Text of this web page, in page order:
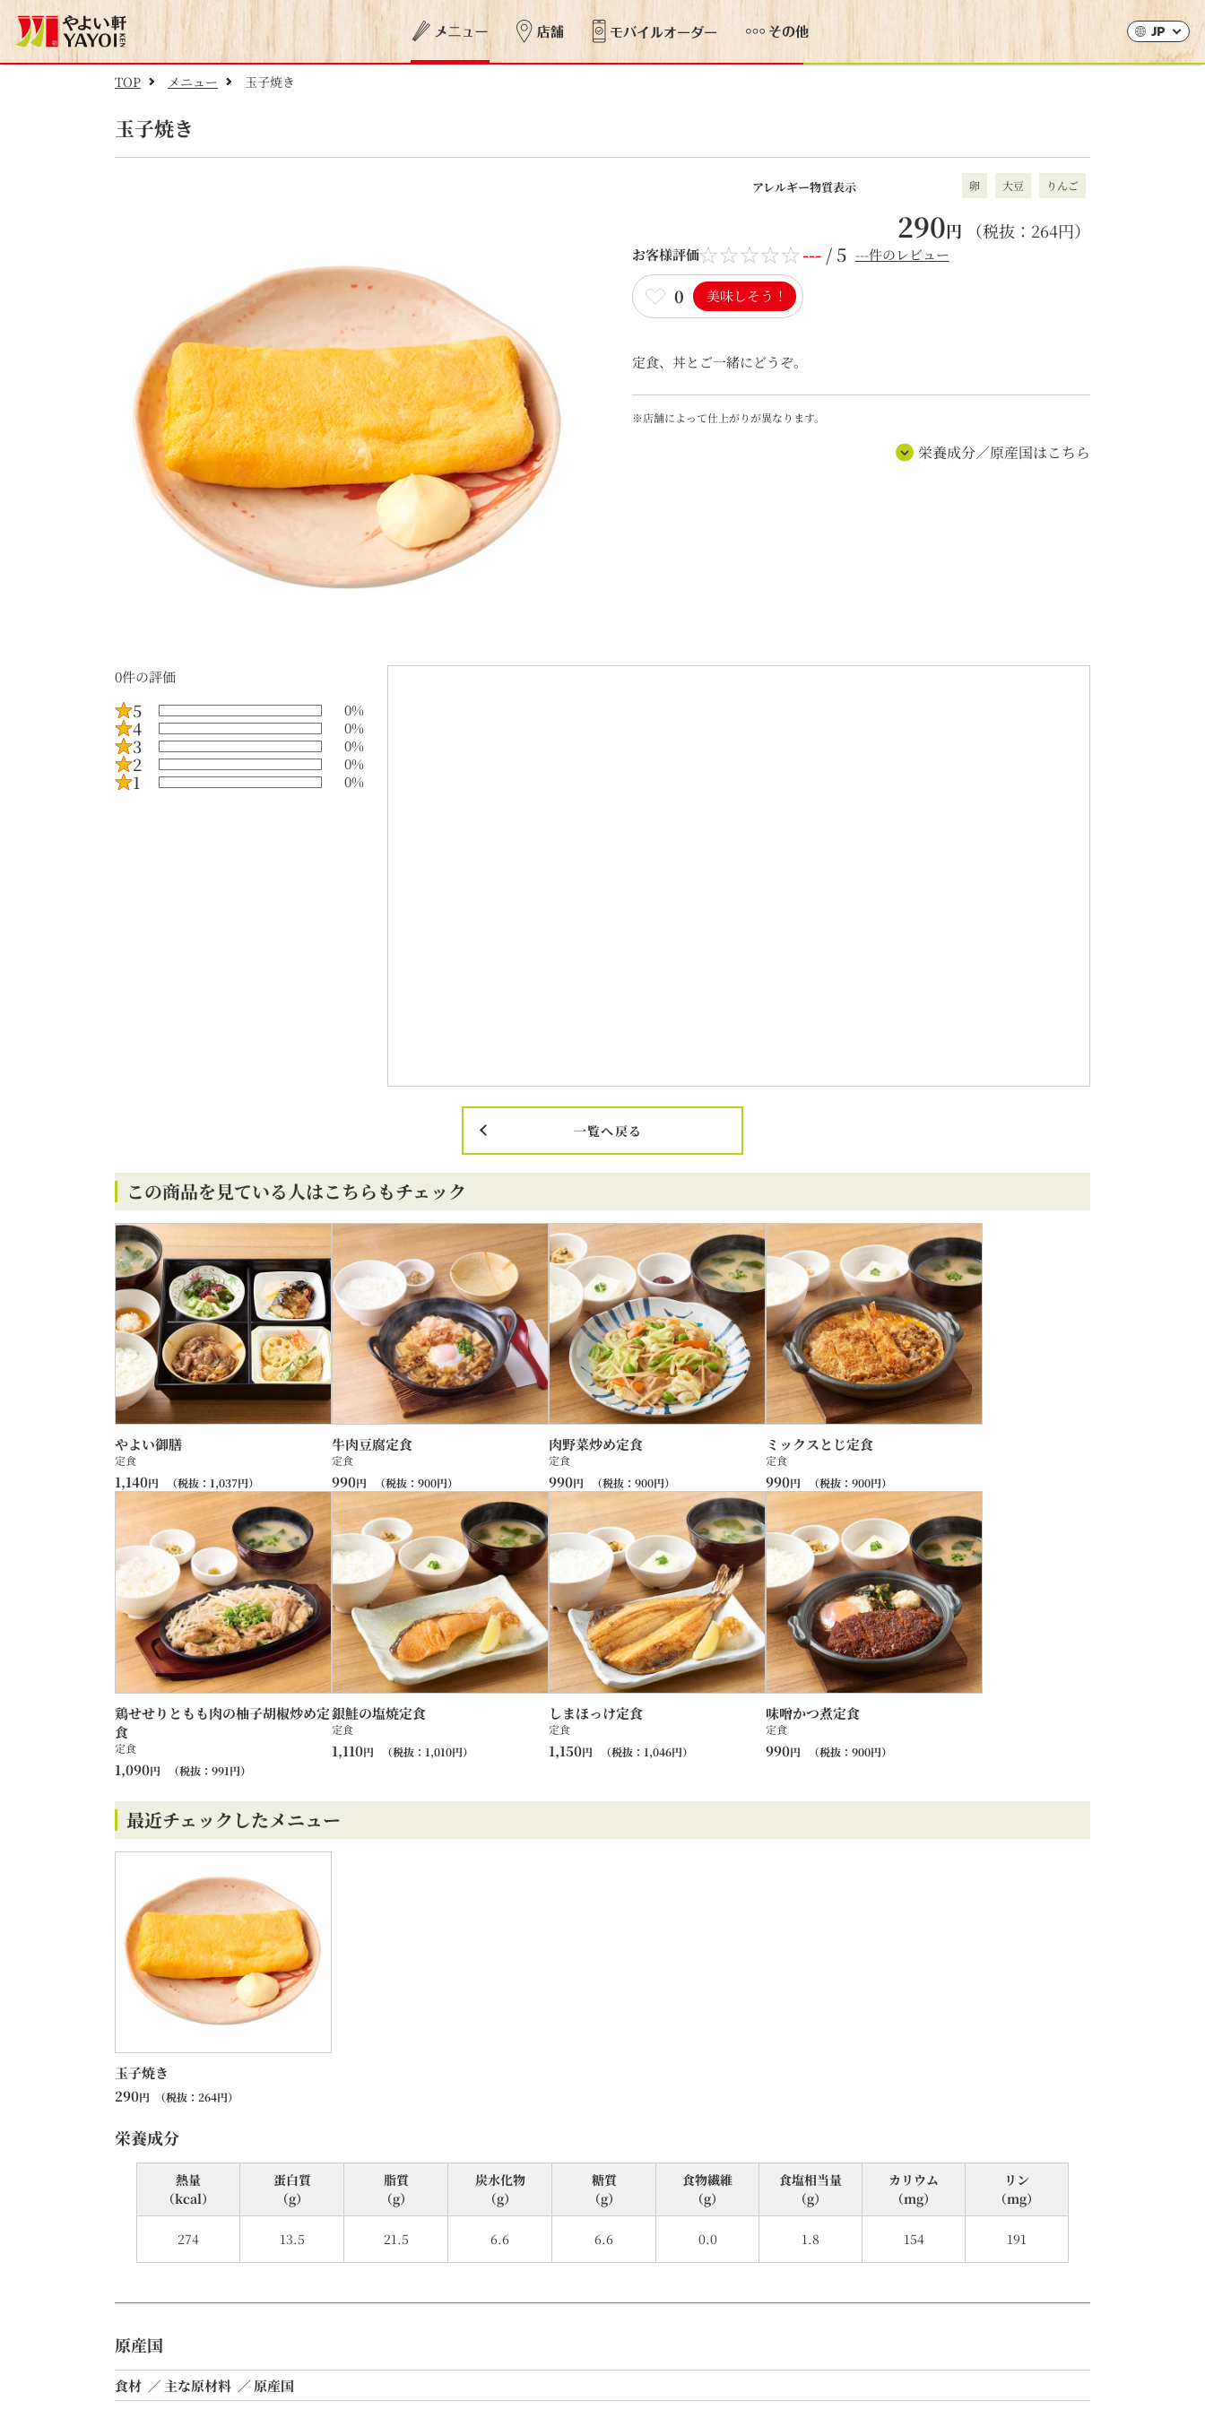
JP
TOP メニュー 玉子焼き
玉子焼き
アレルギー物質表示 卵 大豆 りんご
290円 （税抜： 264円）
お客様評価 --- / 5 ---件のレビュー
0 美味しそう！
定食、丼とご一緒にどうぞ。
※店舗によって仕上がりが異なります。
栄養成分／原産国はこちら
0件の評価
5 0%
4 0%
3 0%
2 0%
1 0%
一覧へ戻る
この商品を見ている人はこちらもチェック
やよい御膳
定食
1,140円 （税抜： 1,037円）
牛肉豆腐定食
定食
990円 （税抜： 900円）
肉野菜炒め定食
定食
990円 （税抜： 900円）
ミックスとじ定食
定食
990円 （税抜： 900円）
鶏せせりともも肉の柚子胡椒炒め定
食
定食
1,090円 （税抜： 991円）
銀鮭の塩焼定食
定食
1,110円 （税抜： 1,010円）
しまほっけ定食
定食
1,150円 （税抜： 1,046円）
味噌かつ煮定食
定食
990円 （税抜： 900円）
最近チェックしたメニュー
玉子焼き
290円 （税抜： 264円）
栄養成分
熱量
（kcal）
274
蛋⽩質
（g）
13.5
脂質
（g）
21.5
炭⽔化物
（g）
6.6
糖質
（g）
6.6
食物繊維
（g）
0.0
⾷塩相当量
（g）
1.8
カリウム
（mg）
154
リン
（mg）
191
原産国
食材 主な原材料
原産国